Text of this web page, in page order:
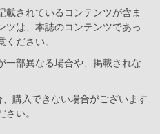
されているコンテンツが含ま
ツは、本誌のコンテンツであっ
ださい。
部異なる場合や、掲載されな
購入できない場合がございます
い。